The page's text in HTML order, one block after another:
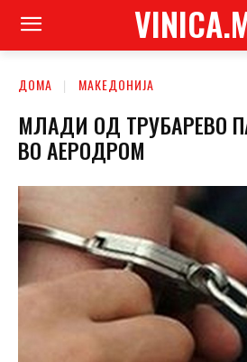
ДОМА МАКЕДОНИЈА
МЛАДИ ОД ТРУБАРЕВО
ВО АЕРОДРОМ